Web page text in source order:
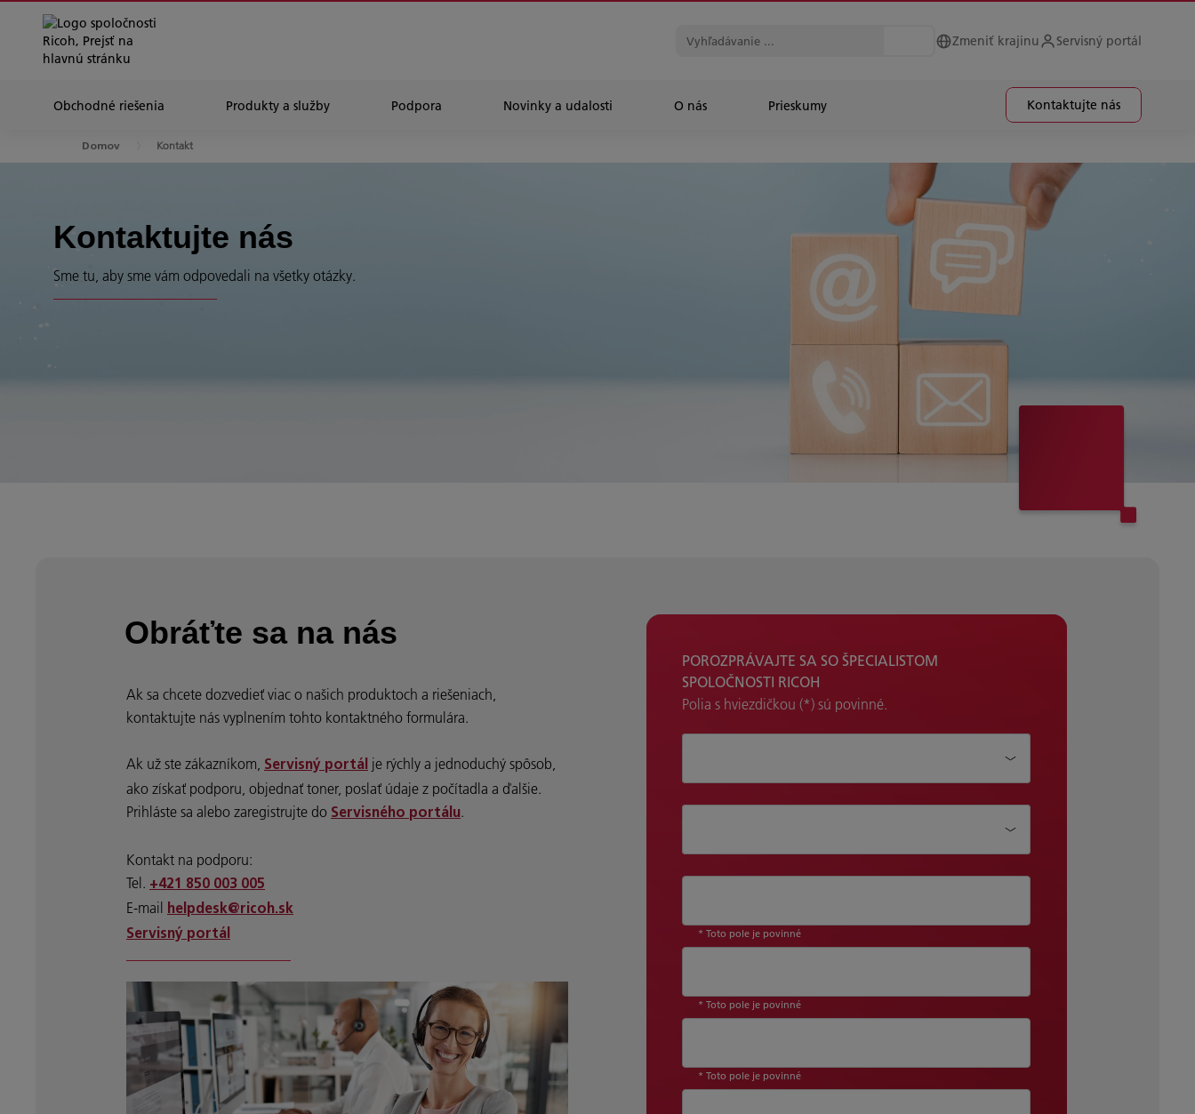
Zmeniť krajinu Servisný portál
Obchodné riešenia Produkty a služby Podpora Novinky a udalosti O nás Prieskumy Kontaktujte nás
Domov Kontakt
Kontaktujte nás
Sme tu, aby sme vám odpovedali na všetky otázky.
Obráťte sa na nás
Ak sa chcete dozvedieť viac o našich produktoch a riešeniach,
kontaktujte nás vyplnením tohto kontaktného formulára.
Ak už ste zákazníkom, Servisný portál je rýchly a jednoduchý spôsob,
ako získať podporu, objednať toner, poslať údaje z počítadla a ďalšie.
Prihláste sa alebo zaregistrujte do Servisného portálu.
Kontakt na podporu:
Tel. +421 850 003 005
E-mail
helpdesk@ricoh.sk
Servisný portál
POROZPRÁVAJTE SA SO ŠPECIALISTOM
SPOLOČNOSTI RICOH
Polia s hviezdičkou (*) sú povinné.
* Toto pole je povinné
* Toto pole je povinné
* Toto pole je povinné